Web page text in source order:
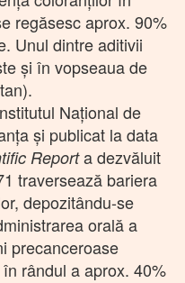
regăsesc aprox. 90%
Unul dintre aditivii
şi în vopseaua de
Naţional de
şi publicat la data
Reporta dezvăluit
traversează bariera
depozitându-se
orală a
precanceroase
rândul a aprox. 40%